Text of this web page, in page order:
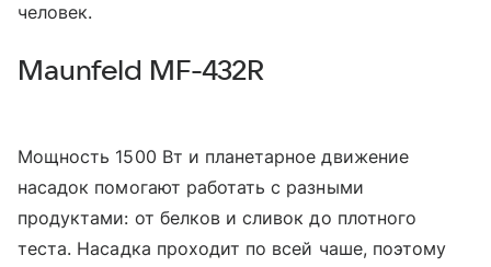
человек.
Maunfeld MF-432R
Мощность 1500 Вт и планетарное движение
насадок помогают работать с разными
продуктами: от белков и сливок до плотного
теста. Насадка проходит по всей чаше, поэтому